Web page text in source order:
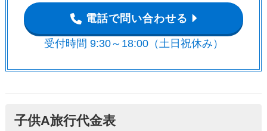
電話で問い合わせる
受付時間 9:30～18:00（土日祝休み）
子供A旅行代金表